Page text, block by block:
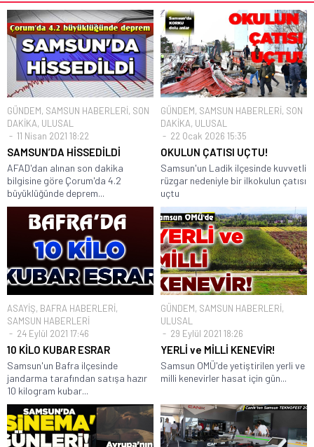
GÜNDEM, SAMSUN HABERLERİ, SON
DAKİKA, ULUSAL
11 Nisan 2021 18:22
SAMSUN’DA HİSSEDİLDİ
AFAD'dan alınan son dakika
bilgisine göre Çorum'da 4.2
büyüklüğünde deprem...
GÜNDEM, SAMSUN HABERLERİ, SON
DAKİKA, ULUSAL
22 Ocak 2026 15:35
OKULUN ÇATISI UÇTU!
Samsun'un Ladik ilçesinde kuvvetli
rüzgar nedeniyle bir ilkokulun çatısı
uçtu
ASAYİŞ, BAFRA HABERLERİ,
SAMSUN HABERLERİ
24 Eylül 2021 17:46
10 KİLO KUBAR ESRAR
Samsun'un Bafra ilçesinde
jandarma tarafından satışa hazır
10 kilogram kubar...
GÜNDEM, SAMSUN HABERLERİ,
ULUSAL
29 Eylül 2021 18:26
YERLİ ve MİLLİ KENEVİR!
Samsun OMÜ'de yetiştirilen yerli ve
milli kenevirler hasat için gün...